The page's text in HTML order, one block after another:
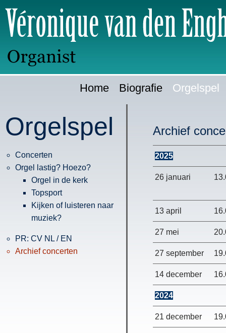
Ga
direct
naar:
Home Biografie Orgelspel
Archief
2025
26 januari
13 april
27 mei
27 september
14 december
2024
21 december
Orgelspel
Concerten
Orgel lastig? Hoezo?
Orgel in de kerk
Topsport
Kijken of luisteren naar
muziek?
PR: CV NL / EN
Archief concerten